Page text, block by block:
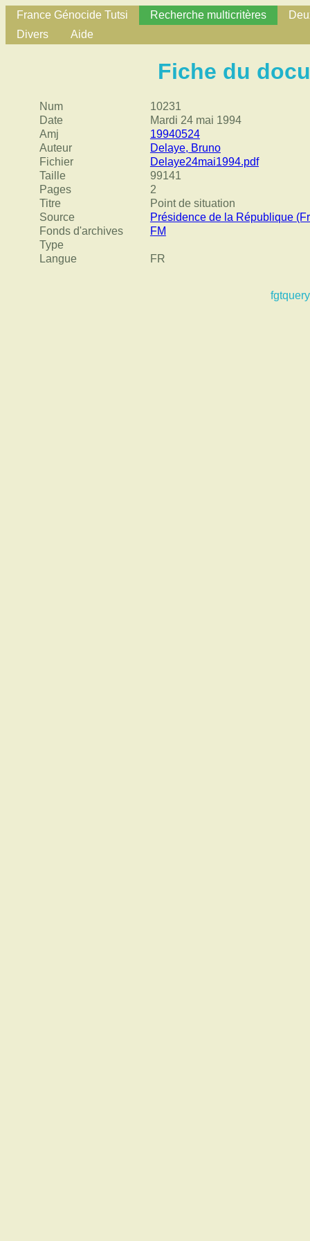
France Génocide Tutsi Recherche multicritères
Divers
Aide
Fiche du
Num
10231
Date
Mardi 24 mai 1994
Amj
19940524
Auteur
Delaye, Bruno
Fichier
Delaye24mai1994.pdf
Taille
99141
Pages
2
Titre
Point de situation
Source
Présidence de la République
Fonds d'archives
FM
Type
Langue
FR